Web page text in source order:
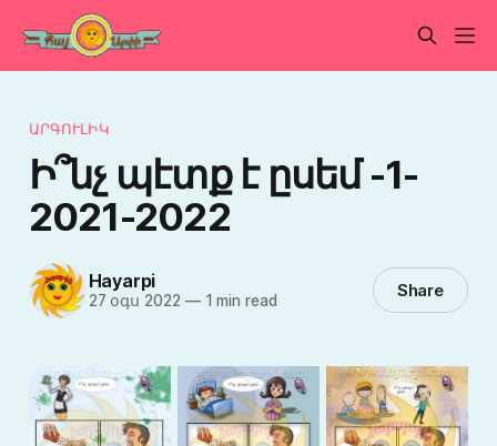
ԱՐԳՈՒԼԻԿ
Ի՞նչ պէտք է ըսեմ -1-
2021-2022
Hayarpi
27 օգս 2022 —1 min read Share